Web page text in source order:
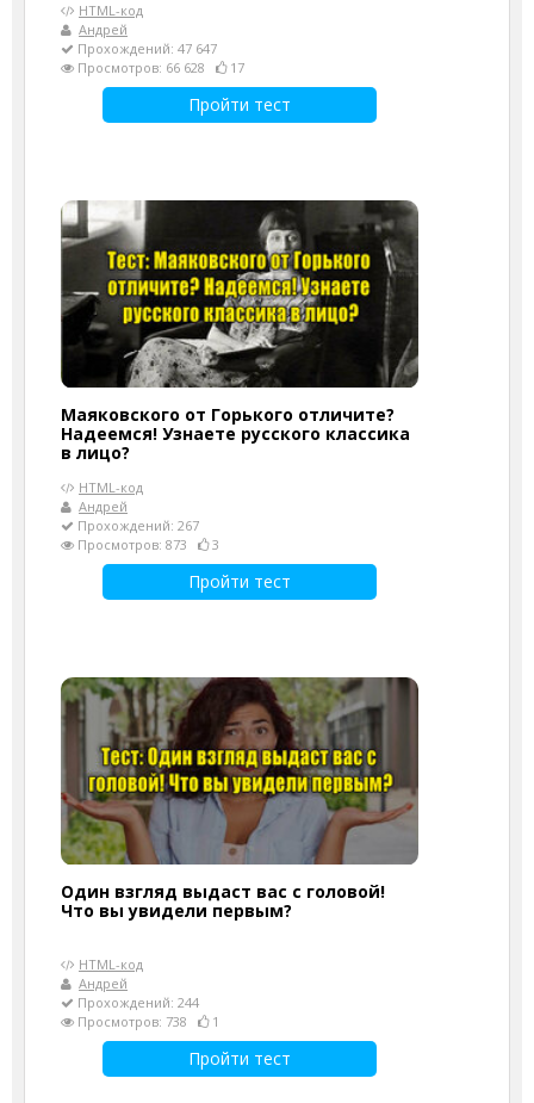
HTML-код
Андрей
Прохождений: 47 647
Просмотров: 66 628
17
Пройти тест
Маяковского от Горького отличите?
Надеемся! Узнаете русского классика
в лицо?
HTML-код
Андрей
Прохождений: 267
Просмотров: 873
3
Пройти тест
Один взгляд выдаст вас с головой!
Что вы увидели первым?
HTML-код
Андрей
Прохождений: 244
Просмотров: 738
1
Пройти тест